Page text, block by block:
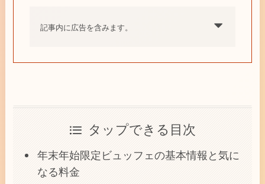
記事内に広告を含みます。
タップできる目次
年末年始限定ビュッフェの基本情報と気に
なる料金